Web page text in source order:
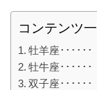
コンテンツ
牡羊座･･････
牡牛座･･････
双子座･･････